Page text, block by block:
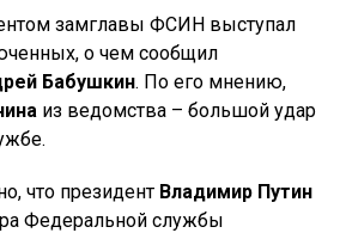
замглавы ФСИН выступал
о чем сообщил
Бабушкин. По его мнению,
из ведомства – большой удар
что президент Владимир Путин
Федеральной службы